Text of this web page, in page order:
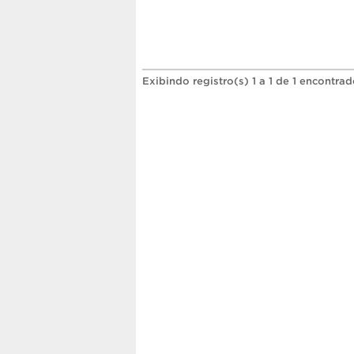
Exibindo registro(s) 1 a 1 de 1